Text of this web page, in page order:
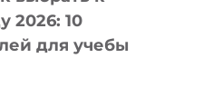
2026: 10
для учебы